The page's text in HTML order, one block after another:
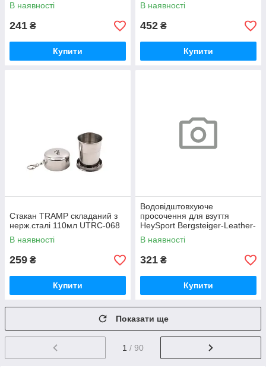
В наявності
241 ₴
Купити
В наявності
452 ₴
Купити
Стакан TRAMP складаний з
нерж.сталі 110мл UTRC-068
В наявності
259 ₴
Купити
Водовідштовхуюче
просочення для взуття
HeySport Bergsteiger-Leather-
Grease colourless 150 ml
В наявності
321 ₴
Купити
Показати ще
1 / 90